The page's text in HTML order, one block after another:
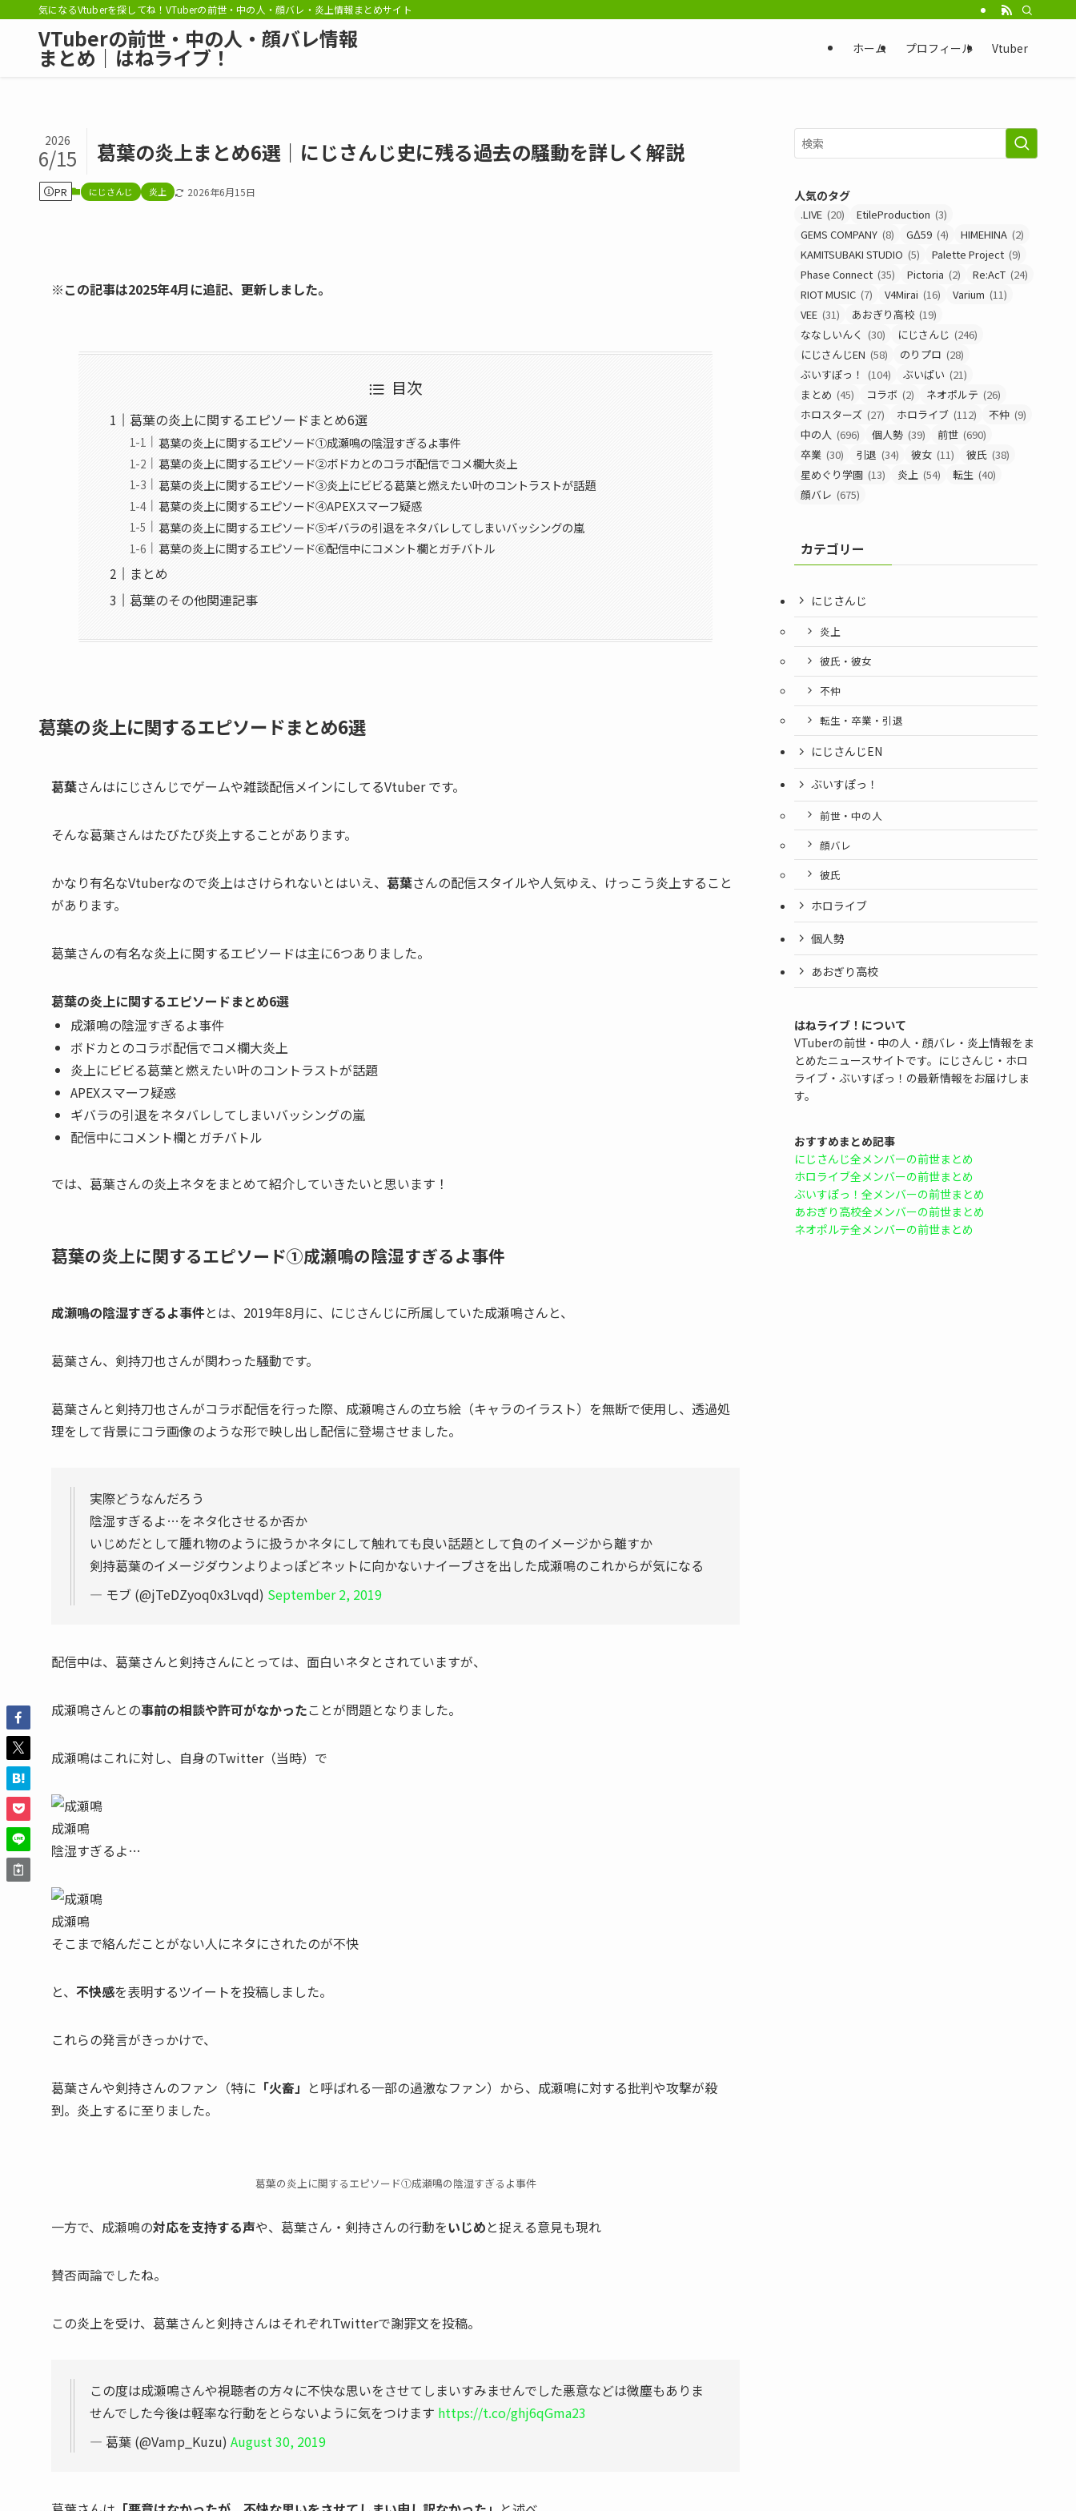
気になるVtuberを探してね！VTuberの前世・中の人・顔バレ・炎上情報まとめサイト
VTuberの前世・中の人・顔バレ情報
まとめ｜はねライブ！ ホーム プロフィール Vtuber
葛葉の炎上まとめ6選｜にじさんじ史に残る過去の騒動を詳しく解説
2026
6/15
PR にじさんじ 炎上 2026年6月15日
※この記事は2025年4月に追記、更新しました。
目次
葛葉の炎上に関するエピソードまとめ6選
葛葉の炎上に関するエピソード①成瀬鳴の陰湿すぎるよ事件
葛葉の炎上に関するエピソード②ボドカとのコラボ配信でコメ欄大炎上
葛葉の炎上に関するエピソード③炎上にビビる葛葉と燃えたい叶のコントラストが話題
葛葉の炎上に関するエピソード④APEXスマーフ疑惑
葛葉の炎上に関するエピソード⑤ギバラの引退をネタバレしてしまいバッシングの嵐
葛葉の炎上に関するエピソード⑥配信中にコメント欄とガチバトル
まとめ
葛葉のその他関連記事
葛葉の炎上に関するエピソードまとめ6選
葛葉さんはにじさんじでゲームや雑談配信メインにしてるVtuber です。
そんな葛葉さんはたびたび炎上することがあります。
かなり有名なVtuberなので炎上はさけられないとはいえ、 葛葉さんの配信スタイルや人気ゆえ、けっこう炎上すること
があります。
葛葉さんの有名な炎上に関するエピソードは主に6つありました。
葛葉の炎上に関するエピソードまとめ6選
成瀬鳴の陰湿すぎるよ事件
ボドカとのコラボ配信でコメ欄大炎上
炎上にビビる葛葉と燃えたい叶のコントラストが話題
APEXスマーフ疑惑
ギバラの引退をネタバレしてしまいバッシングの嵐
配信中にコメント欄とガチバトル
では、葛葉さんの炎上ネタをまとめて紹介していきたいと思います！
葛葉の炎上に関するエピソード①成瀬鳴の陰湿すぎるよ事件
成瀬鳴の陰湿すぎるよ事件とは、2019年8月に、にじさんじに所属していた成瀬鳴さんと、
葛葉さん、剣持刀也さんが関わった騒動です。
葛葉さんと剣持刀也さんがコラボ配信を行った際、成瀬鳴さんの立ち絵（キャラのイラスト）を無断で使用し、透過処
理をして背景にコラ画像のような形で映し出し配信に登場させました。
実際どうなんだろう
陰湿すぎるよ…をネタ化させるか否か
いじめだとして腫れ物のように扱うかネタにして触れても良い話題として負のイメージから離すか
剣持葛葉のイメージダウンよりよっぽどネットに向かないナイーブさを出した成瀬鳴のこれからが気になる
— モブ (@jTeDZyoq0x3Lvqd) September 2, 2019
配信中は、葛葉さんと剣持さんにとっては、 面白いネタ とされていますが、
成瀬鳴さんとの事前の相談や許可がなかったことが問題となりました。
成瀬鳴はこれに対し、自身のTwitter（当時）で
成瀬鳴
陰湿すぎるよ…
成瀬鳴
そこまで絡んだことがない人にネタにされたのが不快
と、 不快感を表明するツイートを投稿しました。
これらの発言がきっかけで、
葛葉さんや剣持さんのファン（特に 「火畜」 と呼ばれる一部の過激なファン）から、成瀬鳴に対する批判や攻撃が殺
到。 炎上するに至りました。
葛葉の炎上に関するエピソード①成瀬鳴の陰湿すぎるよ事件
一方で、成瀬鳴の対応を支持する声や、葛葉さん・剣持さんの行動をいじめと捉える意見も現れ
賛否両論でしたね。
この炎上を受け、葛葉さんと剣持さんはそれぞれTwitterで謝罪文を投稿。
この度は成瀬鳴さんや視聴者の方々に不快な思いをさせてしまいすみませんでした悪意などは微塵もありま
せんでした今後は軽率な行動をとらないように気をつけます https://t.co/ghj6qGma23
— 葛葉 (@Vamp_Kuzu) August 30, 2019
人気のタグ
.LIVE (20) EtileProduction (3)
GEMS COMPANY (8) GΔ59 (4) HIMEHINA (2)
KAMITSUBAKI STUDIO (5) Palette Project (9)
Phase Connect (35) Pictoria (2) Re:AcT (24)
RIOT MUSIC (7) V4Mirai (16) Varium (11)
VEE (31) あおぎり高校 (19)
ななしいんく (30) にじさんじ (246)
にじさんじEN (58) のりプロ (28)
ぶいすぽっ！
(104) ぶいぱい (21)
まとめ (45) コラボ (2) ネオポルテ (26)
ホロスターズ (27) ホロライブ (112) 不仲 (9)
中の人 (696) 個人勢 (39) 前世 (690)
卒業 (30) 引退 (34) 彼女 (11) 彼氏 (38)
星めぐり学園 (13) 炎上 (54) 転生 (40)
顔バレ (675)
カテゴリー
にじさんじ
炎上
彼氏・彼女
不仲
転生・卒業・引退
にじさんじEN
ぶいすぽっ！
前世・中の人
顔バレ
彼氏
ホロライブ
個人勢
あおぎり高校
はねライブ！について
VTuberの前世・中の人・顔バレ・炎上情報をま
とめたニュースサイトです。にじさんじ・ホロ
ライブ・ぶいすぽっ！の最新情報をお届けしま
す。
おすすめまとめ記事
にじさんじ全メンバーの前世まとめ
ホロライブ全メンバーの前世まとめ
ぶいすぽっ！全メンバーの前世まとめ
あおぎり高校全メンバーの前世まとめ
ネオポルテ全メンバーの前世まとめ